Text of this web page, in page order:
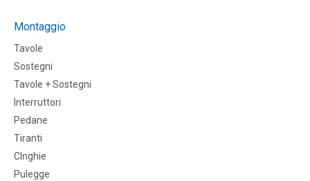
Montaggio
Tavole
Sostegni
Tavole + Sostegni
Interruttori
Pedane
Tiranti
CInghie
Pulegge